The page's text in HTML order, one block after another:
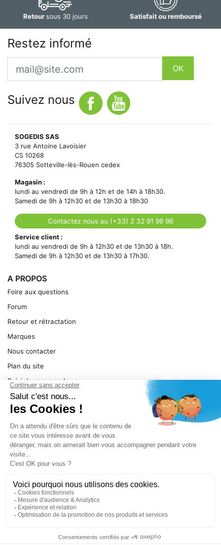
Retoursous 30 jours Satisfait ou remboursé
Restez informé
Email
OK
Suivez nous
SOGEDIS SAS
3 rue Antoine Lavoisier
CS 10268
76305 Sotteville-lès-Rouen cedex
Magasin :
lundi au vendredi de 9h à 12h et de 14h à 18h30.
Samedi de 9h à 12h30 et de 13h30 à 18h30
Contactez nous au (+33) 2 32 91 96 96
Service client :
lundi au vendredi de 9h à 12h30 et de 13h30 à 18h.
Samedi de 9h à 12h30 et de 13h30 à 17h30.
A PROPOS
Foire aux questions
Forum
Retour et rétractation
Marques
Nous contacter
Plan du site
Suivi de commande
Ma facture
Mentions légales
Conditions générales
SERVICE
Pièces détachées
Dépannage
Le magasin